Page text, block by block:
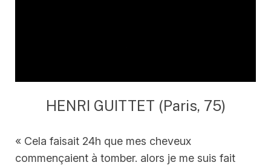
HENRI GUITTET (Paris, 75)
« Cela faisait 24h que mes cheveux
commençaient à tomber. alors je me suis fait